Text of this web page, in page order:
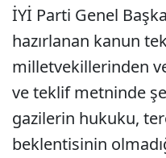
İYİ Parti Genel
hazırlanan kanun
milletvekillerinden
ve teklif metninde
gazilerin hukuku,
beklentisinin